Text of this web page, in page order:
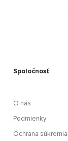
Spoločnosť
O nás
Podmienky
Ochrana súkromia